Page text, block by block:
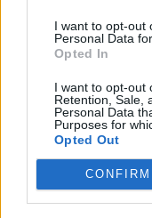
I want to opt-out
Personal Data
Opted In
I want to opt-out
Retention, Sale,
Personal Data
Purposes for
Opted Out
CONFIRM
НАЈЧИТАНИ